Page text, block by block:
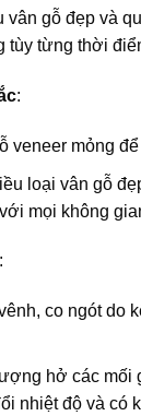
vân gỗ đẹp và
tùy từng thời
:
veneer mỏng
loại vân gỗ
mọi không
:
co ngót do
hở các mối
nhiệt độ và có